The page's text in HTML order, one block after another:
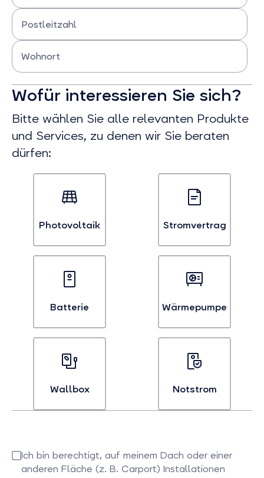
Bitte Straße und Hausnummer eingeben
Postleitzahl
Bitte Postleitzahl eingeben
Wohnort
Wofür interessieren Sie sich?
Bitte wählen Sie alle relevanten Produkte
und Services, zu denen wir Sie beraten
dürfen:
Photovoltaik
an
auswählen
Stromvertrag
an
auswählen
Batterie
an
auswählen
Wärmepumpe
an
auswählen
Wallbox
Wallboxen
auswählen
Notstrom
Notstrom
auswählen
Ich bin berechtigt, auf meinem Dach oder einer
anderen Fläche (z. B. Carport) Installationen